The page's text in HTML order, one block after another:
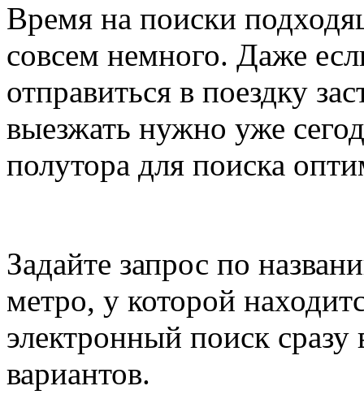
Время на поиски
совсем немного. Даже
отправиться в поездку
выезжать нужно уже
полутора для поиска
Задайте запрос по
метро, у которой
электронный поиск сразу
вариантов.